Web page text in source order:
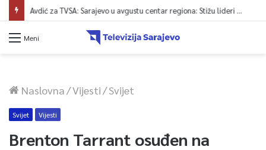
Avdić za TVSA: Sarajevo u avgustu centar regiona: Stižu lideri evropskih gradova
Meni
Naslovna/Vijesti/Svijet
Svijet Vijesti
Brenton Tarrant osuđen na